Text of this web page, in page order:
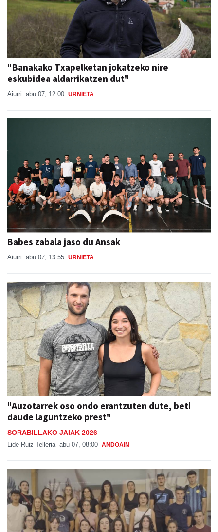
"Banakako Txapelketan jokatzeko nire
eskubidea aldarrikatzen dut"
Aiurri abu 07, 12:00 URNIETA
Babes zabala jaso du Ansak
Aiurri abu 07, 13:55 URNIETA
"Auzotarrek oso ondo erantzuten dute, beti
daude laguntzeko prest"
SORABILLAKO JAIAK 2026
Lide Ruiz Telleria abu 07, 08:00 ANDOAIN